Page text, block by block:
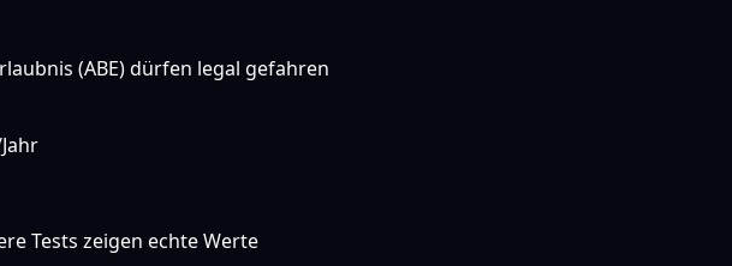
(ABE) dürfen legal gefahren
Tests zeigen echte Werte